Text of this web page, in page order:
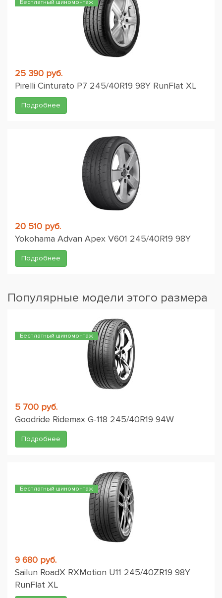
Бесплатный шиномонтаж
25 390 руб.
Pirelli Cinturato P7 245/40R19 98Y RunFlat XL
Подробнее
20 510 руб.
Yokohama Advan Apex V601 245/40R19 98Y
Подробнее
Популярные модели этого размера
Бесплатный шиномонтаж
5 700 руб.
Goodride Ridemax G-118 245/40R19 94W
Подробнее
Бесплатный шиномонтаж
9 680 руб.
Sailun RoadX RXMotion U11 245/40ZR19 98Y
RunFlat XL